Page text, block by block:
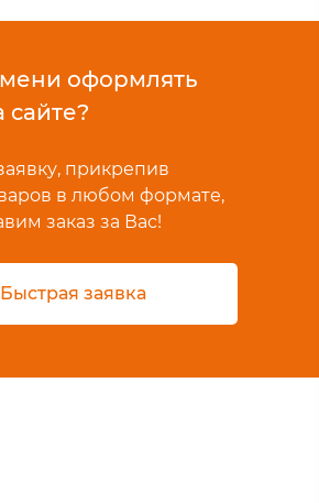
оформлять
сайте?
прикрепив
в любом формате,
заказ за Вас!
Быстрая заявка